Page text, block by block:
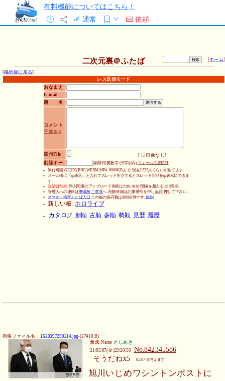
有料機能についてはこちら！
通常
依頼